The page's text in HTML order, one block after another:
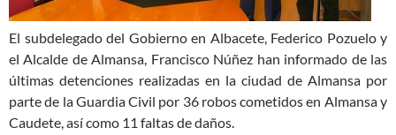
El subdelegado del Gobierno en Albacete, Federico Pozuelo y
el Alcalde de Almansa, Francisco Núñez han informado de las
últimas detenciones realizadas en la ciudad de Almansa por
parte de la Guardia Civil por 36 robos cometidos en Almansa y
Caudete, así como 11 faltas de daños.